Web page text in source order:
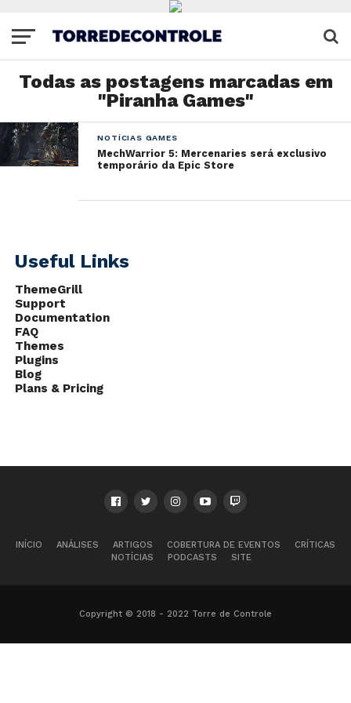
Todas as postagens marcadas em
"Piranha Games"
NOTÍCIAS GAMES
MechWarrior 5: Mercenaries será exclusivo
temporário da Epic Store
Useful Links
ThemeGrill
Support
Documentation
FAQ
Themes
Plugins
Blog
Plans & Pricing
INÍCIO ANÁLISES ARTIGOS COBERTURA DE EVENTOS
CRÍTICAS
NOTÍCIAS
PODCASTS SITE
Copyright © 2018 - 2022 Torre de Controle